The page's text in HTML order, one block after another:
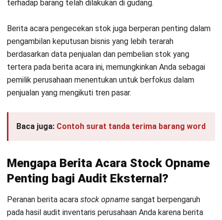
terhadap barang telah dilakukan di gudang.
Berita acara pengecekan stok juga berperan penting dalam
pengambilan keputusan bisnis yang lebih terarah
berdasarkan data penjualan dan pembelian stok yang
tertera pada berita acara ini, memungkinkan Anda sebagai
pemilik perusahaan menentukan untuk berfokus dalam
penjualan yang mengikuti tren pasar.
Baca juga: Contoh surat tanda terima barang word
Mengapa Berita Acara Stock Opname
Penting bagi Audit Eksternal?
Peranan berita acara stock opname sangat berpengaruh
pada hasil audit inventaris perusahaan Anda karena berita